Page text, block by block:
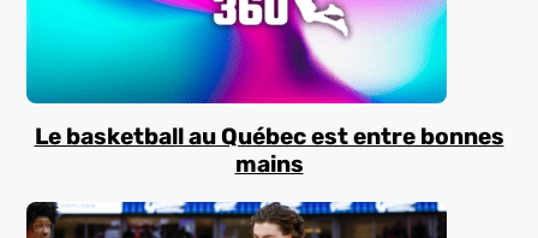
Le basketball au Québec est entre bonnes
mains